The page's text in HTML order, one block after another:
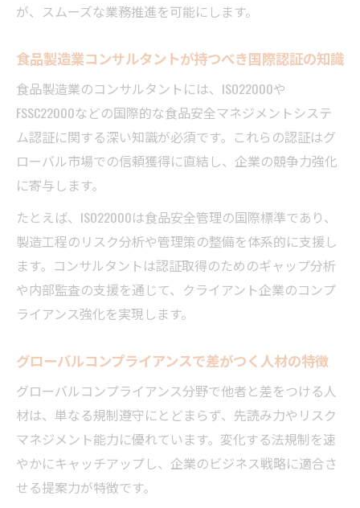
が、スムーズな業務推進を可能にします。
食品製造業コンサルタントが持つべき国際認証の知識
食品製造業のコンサルタントには、ISO22000や
FSSC22000などの国際的な食品安全マネジメントシステ
ム認証に関する深い知識が必須です。これらの認証はグ
ローバル市場での信頼獲得に直結し、企業の競争力強化
に寄与します。
たとえば、ISO22000は食品安全管理の国際標準であり、
製造工程のリスク分析や管理策の整備を体系的に支援し
ます。コンサルタントは認証取得のためのギャップ分析
や内部監査の支援を通じて、クライアント企業のコンプ
ライアンス強化を実現します。
グローバルコンプライアンスで差がつく人材の特徴
グローバルコンプライアンス分野で他者と差をつける人
材は、単なる規制遵守にとどまらず、先読み力やリスク
マネジメント能力に優れています。変化する法規制を速
やかにキャッチアップし、企業のビジネス戦略に適合さ
せる提案力が特徴です。